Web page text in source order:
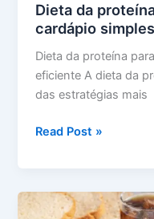
Dieta da
cardápio simples
Dieta da proteína
eficiente A dieta da
das estratégias mais
Dieta
para
iniciantes:
Read Post »